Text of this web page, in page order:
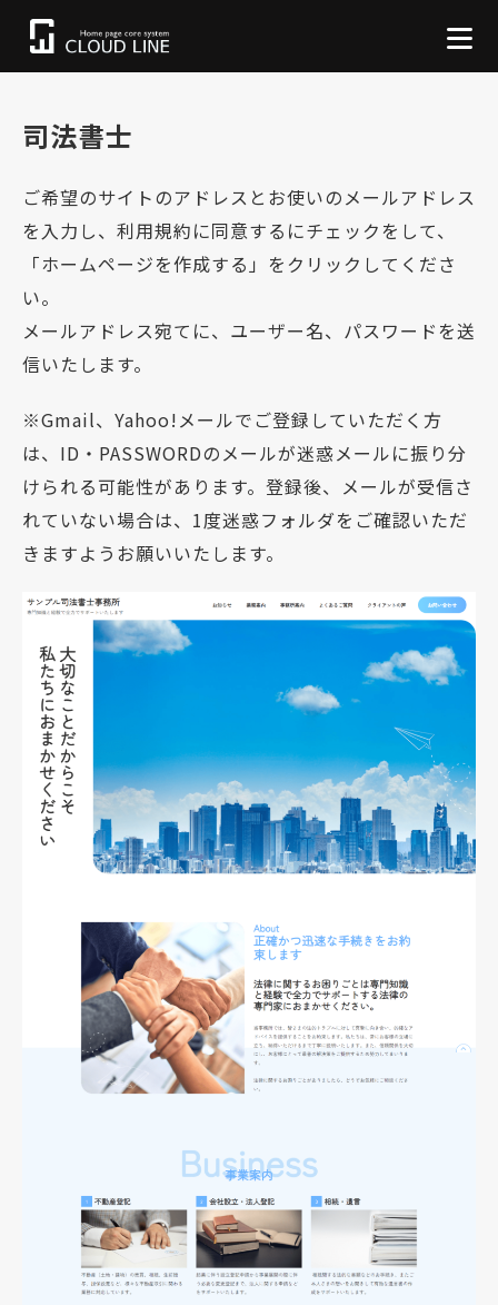
司法書士
ご希望のサイトのアドレスとお使いのメールアドレス
を入力し、利用規約に同意するにチェックをして、
「ホームページを作成する」をクリックしてくださ
い。
メールアドレス宛てに、ユーザー名、パスワードを送
信いたします。
※Gmail、Yahoo!メールでご登録していただく方
は、ID・PASSWORDのメールが迷惑メールに振り分
けられる可能性があります。登録後、メールが受信さ
れていない場合は、1度迷惑フォルダをご確認いただ
きますようお願いいたします。